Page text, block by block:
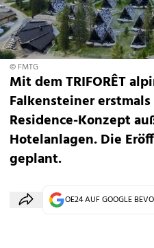
© FMTG
Mit dem TRIFORÊT
Falkensteiner
Residence-Konzept
Hotelanlagen. Die
geplant.
OE24 AUF GOOGLE